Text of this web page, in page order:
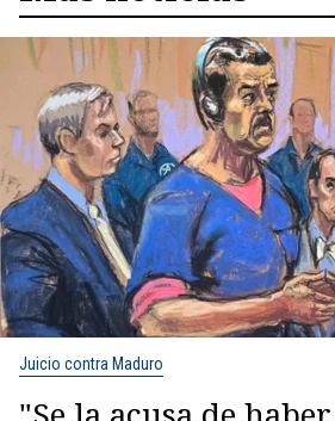
Juicio contra Maduro